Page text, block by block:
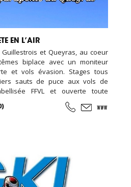
EN L’AIR
et Queyras, au coeur
biplace avec un moniteur
et vols évasion. Stages tous
sauts de puce aux vols de
FFVL et ouverte toute